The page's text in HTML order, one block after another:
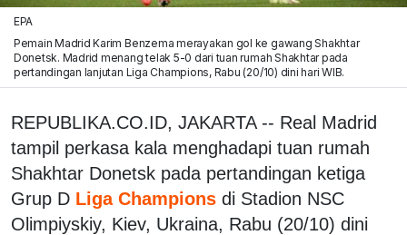
EPA
Pemain Madrid Karim Benzema merayakan gol ke gawang Shakhtar
Donetsk. Madrid menang telak 5-0 dari tuan rumah Shakhtar pada
pertandingan lanjutan Liga Champions, Rabu (20/10) dini hari WIB.
REPUBLIKA.CO.ID, JAKARTA -- Real Madrid
tampil perkasa kala menghadapi tuan rumah
Shakhtar Donetsk pada pertandingan ketiga
Grup D Liga Champions di Stadion NSC
Olimpiyskiy, Kiev, Ukraina, Rabu (20/10) dini